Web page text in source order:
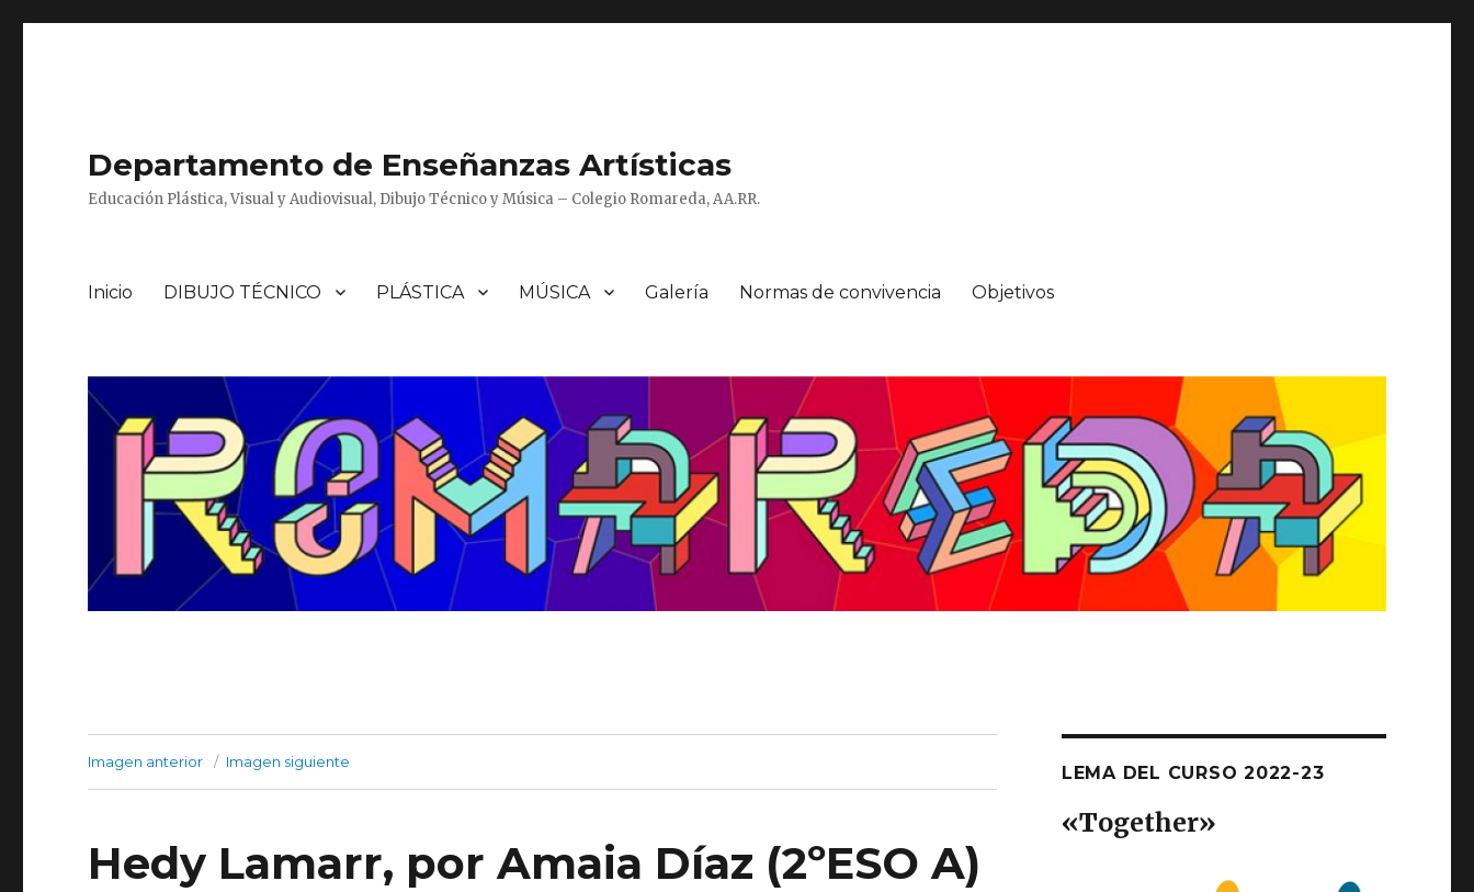
Departamento de Enseñanzas Artísticas
Educación Plástica, Visual y Audiovisual, Dibujo Técnico y Música – Colegio Romareda, AA.RR.
Inicio DIBUJO TÉCNICO PLÁSTICA MÚSICA Galería Normas de convivencia Objetivos
Imagen anterior Imagen siguiente
Hedy Lamarr, por Amaia Díaz (2ºESO A)
LEMA DEL CURSO 2022-23
«Together»